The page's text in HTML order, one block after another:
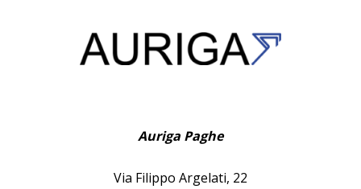
Auriga Paghe
Via Filippo Argelati, 22